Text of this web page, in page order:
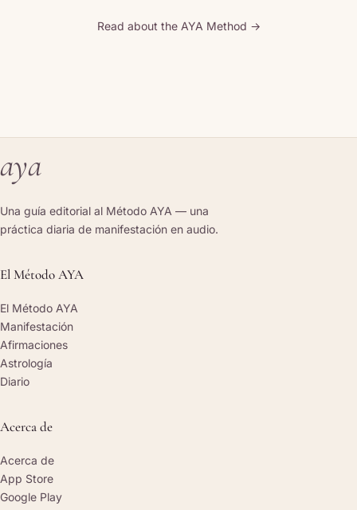
Read about the AYA Method →
aya
Una guía editorial al Método AYA — una
práctica diaria de manifestación en audio.
El Método AYA
El Método AYA
Manifestación
Afirmaciones
Astrología
Diario
Acerca de
Acerca de
App Store
Google Play